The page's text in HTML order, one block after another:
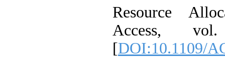
Resource
Access,
[DOI:10.1109/